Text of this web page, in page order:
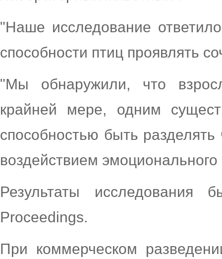
"Наше исследование
способности птиц проявлять
"Мы обнаружили, что
крайней мере, одним
способностью быть разделять
воздействием эмоционального
Результаты исследования
Proceedings.
При коммерческом